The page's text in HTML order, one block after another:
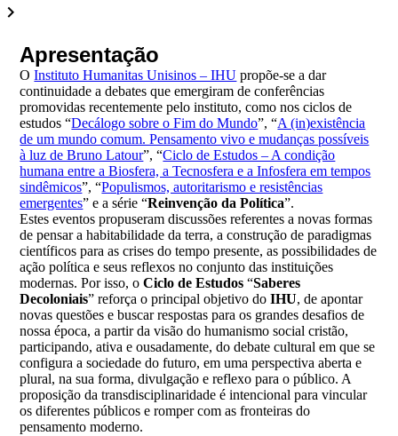
keyboard_arrow_right
Apresentação
OInstituto Humanitas Unisinos – IHU propõe-se a dar
continuidade a debates que emergiram de conferências
promovidas recentemente pelo instituto, como nos ciclos de
estudos “Decálogo sobre o Fim do Mundo”, “A (in)existência
de um mundo comum. Pensamento vivo e mudanças possíveis
à luz de Bruno Latour”, “Ciclo de Estudos – A condição
humana entre a Biosfera, a Tecnosfera e a Infosfera em tempos
sindêmicos”, “Populismos, autoritarismo e resistências
emergentes” e a série “Reinvenção da Política”.
Estes eventos propuseram discussões referentes a novas formas
de pensar a habitabilidade da terra, a construção de paradigmas
científicos para as crises do tempo presente, as possibilidades de
ação política e seus reflexos no conjunto das instituições
modernas. Por isso, oCiclo de Estudos “Saberes
Decoloniais” reforça o principal objetivo doIHU, de apontar
novas questões e buscar respostas para os grandes desafios de
nossa época, a partir da visão do humanismo social cristão,
participando, ativa e ousadamente, do debate cultural em que se
configura a sociedade do futuro, em uma perspectiva aberta e
plural, na sua forma, divulgação e reflexo para o público. A
proposição da transdisciplinaridade é intencional para vincular
os diferentes públicos e romper com as fronteiras do
pensamento moderno.